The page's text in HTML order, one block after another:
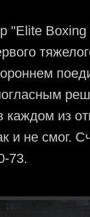
"Elitе
каждом из
и не смог.
73.